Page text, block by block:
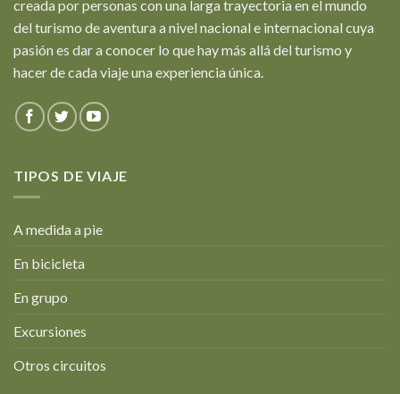
creada por personas con una larga trayectoria en el mundo
del turismo de aventura a nivel nacional e internacional cuya
pasión es dar a conocer lo que hay más allá del turismo y
hacer de cada viaje una experiencia única.
TIPOS DE VIAJE
A medida a pie
En bicicleta
En grupo
Excursiones
Otros circuitos